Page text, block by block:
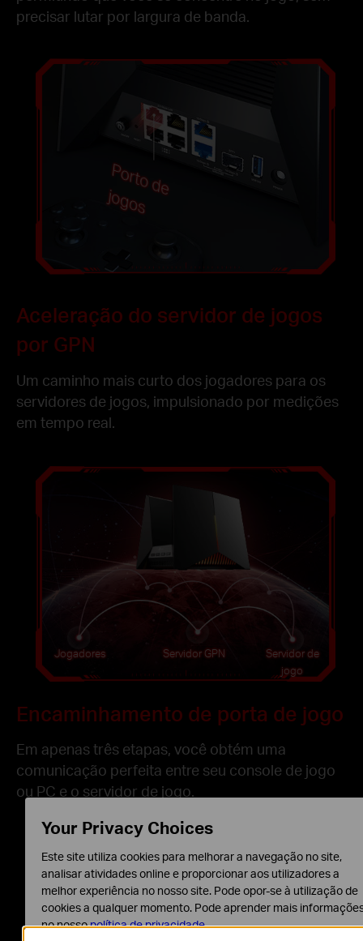
precisar lutar por largura de banda.
P
o
r
t
o
d
e
jo
g
o
s
Aceleração do servidor de jogos
por GPN
Um caminho mais curto dos jogadores para os
servidores de jogos, impulsionado por medições
em tempo real.
Jogadores Servidor GPN
Servidor de
jogo
Encaminhamento de porta de jogo
Em apenas três etapas, você obtém uma
comunicação perfeita entre seu console de jogo
ou PC e o servidor de jogo.
Encaminhamento
de porta
1.Selecione o jogo
2.Selecione o dispositivo
3.Junte-se a uma equipe
Your Privacy Choices
Este site utiliza cookies para melhorar a navegação no site,
analisar atividades online e proporcionar aos utilizadores a
melhor experiência no nosso site. Pode opor-se à utilização de
cookies a qualquer momento. Pode aprender mais
no nossopolítica de privacidade.